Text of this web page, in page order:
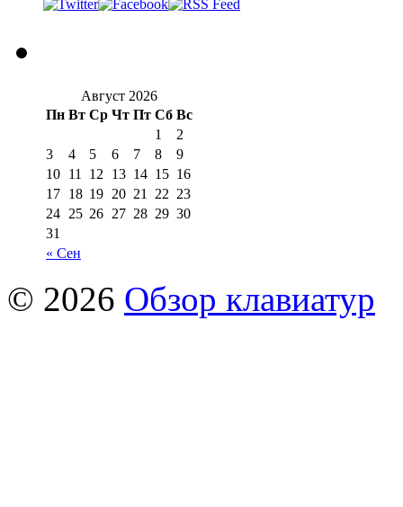
Август 2026
Пн Вт Ср Чт Пт Сб Вс
« Сен
1
2
3
4 5 6 7 8
9
10 11 12 13 14 15 16
17 18 19 20 21 22 23
24 25 26 27 28 29 30
31
© 2026 Обзор клавиатур